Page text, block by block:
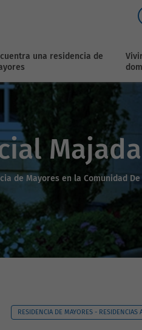
una residencia de
de Mayores en la Comunidad
RESIDENCIA DE MAYORES - RESIDENCIAS